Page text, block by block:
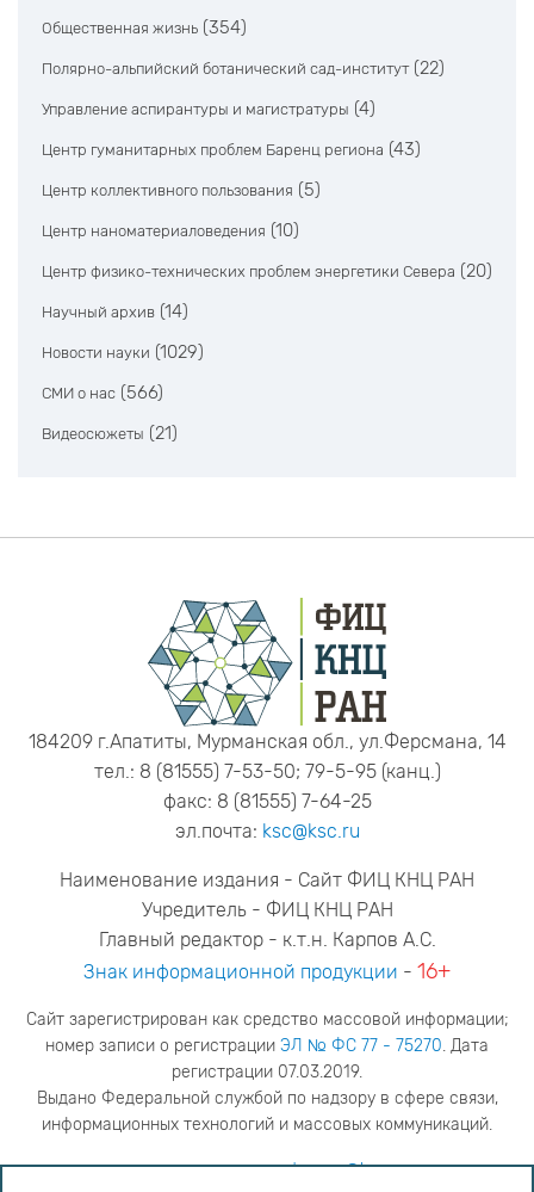
Общественная жизнь (354)
Полярно-альпийский ботанический сад-институт (22)
Управление аспирантуры и магистратуры (4)
Центр гуманитарных проблем Баренц региона (43)
Центр коллективного пользования (5)
Центр наноматериаловедения (10)
Центр физико-технических проблем энергетики Севера (20)
Научный архив (14)
Новости науки (1029)
СМИ о нас (566)
Видеосюжеты (21)
184209 г.Апатиты, Мурманская обл., ул.Ферсмана, 14
тел.: 8 (81555) 7-53-50; 79-5-95 (канц.)
факс: 8 (81555) 7-64-25
эл.почта: ksc@ksc.ru
Наименование издания - Сайт ФИЦ КНЦ РАН
Учредитель - ФИЦ КНЦ РАН
Главный редактор - к.т.н. Карпов А.С.
Знак информационной продукции - 16+
Сайт зарегистрирован как средство массовой информации;
номер записи о регистрации ЭЛ № ФС 77 - 75270. Дата
регистрации 07.03.2019.
Выдано Федеральной службой по надзору в сфере связи,
информационных технологий и массовых коммуникаций.
адрес редакцииya.stogova@ksc.ru